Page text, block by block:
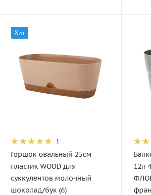
Хит
1
Горшок овальный 25см
пластик WOOD для
суккулентов молочный
шоколад/бук (6)
12л